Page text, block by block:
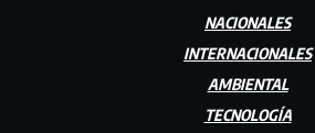
NACIONALES
INTERNACIONALES
AMBIENTAL
TECNOLOGÍA